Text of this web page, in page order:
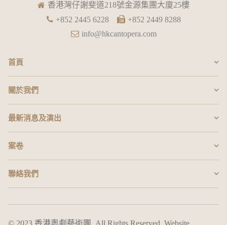
香港灣仔謝斐道218號金源集團大廈25樓
+852 2445 6228
+852 2449 8288
info@hkcantopera.com
首頁
關於我們
最新消息及演出
案卷
聯絡我們